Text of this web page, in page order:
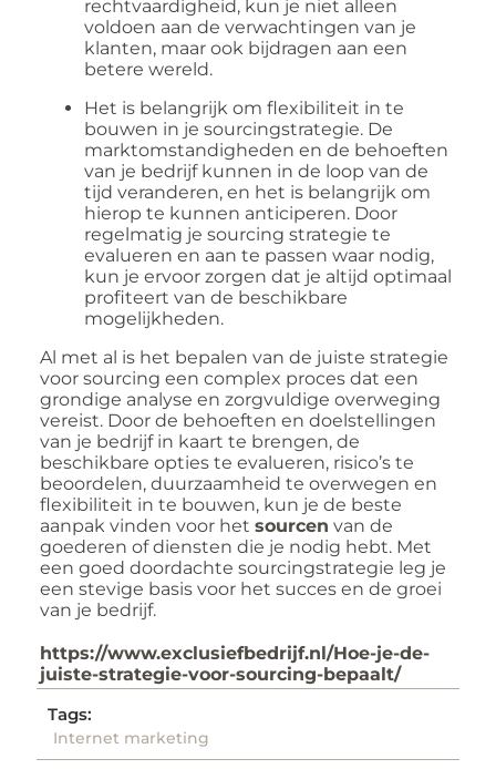
rechtvaardigheid, kun je niet alleen
voldoen aan de verwachtingen van je
klanten, maar ook bijdragen aan een
betere wereld.
Het is belangrijk om flexibiliteit in te
bouwen in je sourcingstrategie. De
marktomstandigheden en de behoeften
van je bedrijf kunnen in de loop van de
tijd veranderen, en het is belangrijk om
hierop te kunnen anticiperen. Door
regelmatig je sourcing strategie te
evalueren en aan te passen waar nodig,
kun je ervoor zorgen dat je altijd optimaal
profiteert van de beschikbare
mogelijkheden.
Al met al is het bepalen van de juiste strategie
voor sourcing een complex proces dat een
grondige analyse en zorgvuldige overweging
vereist. Door de behoeften en doelstellingen
van je bedrijf in kaart te brengen, de
beschikbare opties te evalueren, risico’s te
beoordelen, duurzaamheid te overwegen en
flexibiliteit in te bouwen, kun je de beste
aanpak vinden voor het sourcen van de
goederen of diensten die je nodig hebt. Met
een goed doordachte sourcingstrategie leg je
een stevige basis voor het succes en de groei
van je bedrijf.
https://www.exclusiefbedrijf.nl/Hoe-je-de-
juiste-strategie-voor-sourcing-bepaalt/
Tags:
Internet marketing